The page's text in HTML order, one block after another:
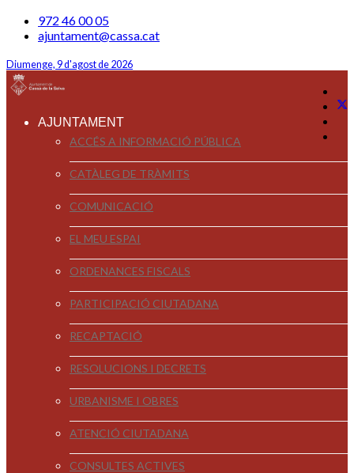
972 46 00 05
ajuntament@cassa.cat
Diumenge, 9 d'agost de 2026
AJUNTAMENT
ACCÉS A INFORMACIÓ PÚBLICA
CATÀLEG DE TRÀMITS
COMUNICACIÓ
EL MEU ESPAI
ORDENANCES FISCALS
PARTICIPACIÓ CIUTADANA
RECAPTACIÓ
RESOLUCIONS I DECRETS
URBANISME I OBRES
ATENCIÓ CIUTADANA
CONSULTES ACTIVES